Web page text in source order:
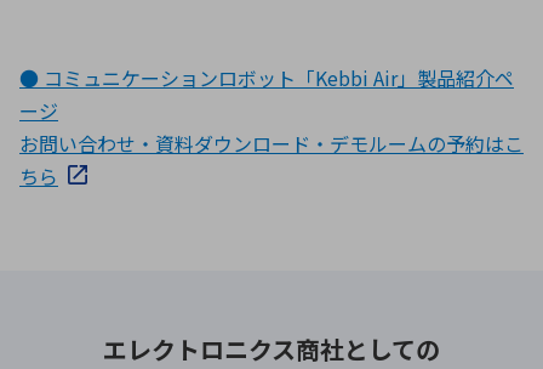
● コミュニケーションロボット「Kebbi Air」製品紹介ペ
ージ
お問い合わせ・資料ダウンロード・デモルームの予約はこ
ちら
エレクトロニクス商社としての